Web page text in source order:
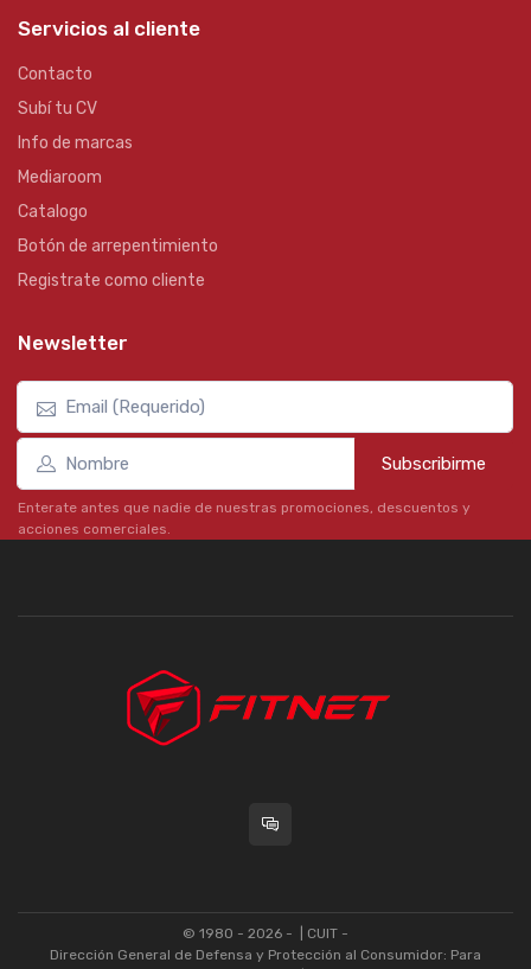
Servicios al cliente
Contacto
Subí tu CV
Info de marcas
Mediaroom
Catalogo
Botón de arrepentimiento
Registrate como cliente
Newsletter
Subscribirme
Enterate antes que nadie de nuestras promociones, descuentos y
acciones comerciales.
© 1980 - 2026 -
| CUIT -
Dirección General de Defensa y Protección al Consumidor: Para